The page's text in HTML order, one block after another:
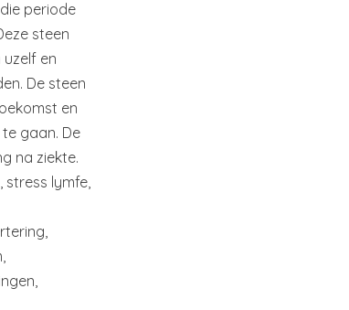
periode
steen
en
De steen
en
gaan. De
na ziekte.
stress lymfe,